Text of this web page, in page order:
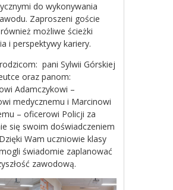
do wykonywania
Zaproszeni goście
możliwe ścieżki
i perspektywy kariery.
pani Sylwii Górskiej
oraz panom:
Adamczykowi –
medycznemu i Marcinowi
– oficerowi Policji za
się swoim doświadczeniem
Wam uczniowie klasy
świadomie zaplanować
zawodową.